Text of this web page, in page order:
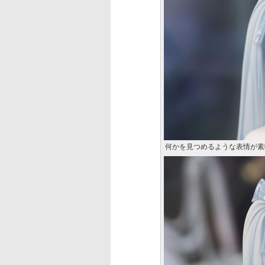
何かを見つめるような表情が